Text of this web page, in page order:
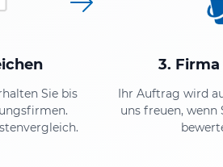
Sie bis
3.
Ihr Auftrag wird
uns freuen, wenn